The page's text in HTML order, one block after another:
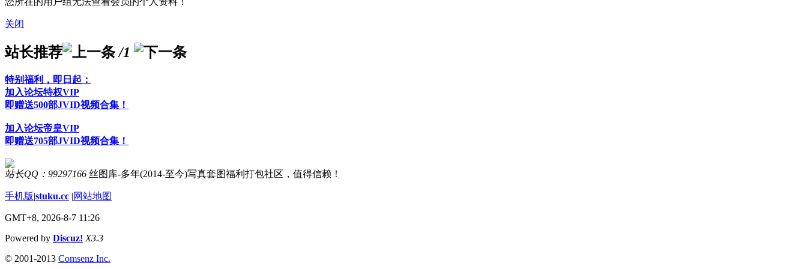
关闭
站长推荐 /1
特别福利，即日起：
加入论坛特权VIP
即赠送500部JVID视频合集！
加入论坛帝皇VIP
即赠送705部JVID视频合集！
站长QQ：99297166 丝图库-多年(2014-至今)写真套图福利打包社区，值得信赖！
手机版|stuku.cc |网站地图
GMT+8, 2026-8-7 11:26
Powered by Discuz! X3.3
© 2001-2013 Comsenz Inc.